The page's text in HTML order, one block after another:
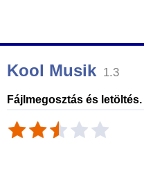
Kool Musik 1.3
Fájlmegosztás és letöltés.